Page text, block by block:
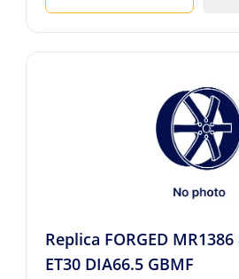
Replica FORGED
ET30 DIA66.5 GBMF